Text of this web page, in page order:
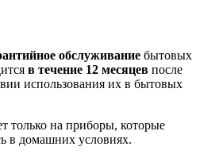
обслуживание бытовых
в течение 12 месяцев после
использования их в бытовых
только на приборы, которые
в домашних условиях.